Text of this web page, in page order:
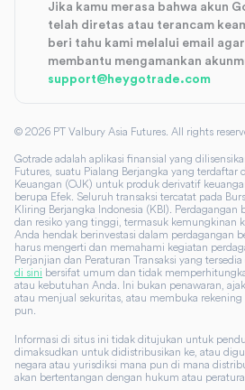
Jika kamu merasa bahwa akun
telah diretas atau terancam
beri tahu kami melalui email
membantu mengamankan
support@heygotrade.com
© 2026 PT Valbury Asia Futures. All rights
Gotrade adalah aplikasi finansial yang
Futures, suatu Pialang Berjangka yang terdaftar
Keuangan (OJK) untuk produk derivatif
berupa Efek. Seluruh transaksi tercatat pada
Kliring Berjangka Indonesia (KBI).
dan resiko yang tinggi, termasuk kemungkinan
Anda hendak berinvestasi dalam perdagangan
harus mengerti dan memahami kegiatan
Perjanjian dan Peraturan Transaksi yang
di sini bersifat umum dan tidak
atau kebutuhan Anda. Ini bukan penawaran,
atau menjual sekuritas, atau membuka
pun.
Informasi di situs ini tidak ditujukan untuk
dimaksudkan untuk didistribusikan ke, atau
negara atau yurisdiksi mana pun di mana
akan bertentangan dengan hukum atau